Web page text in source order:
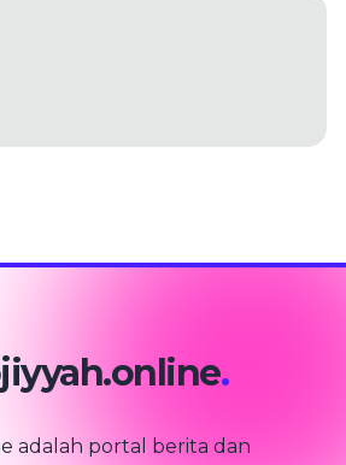
.
adalah portal berita dan